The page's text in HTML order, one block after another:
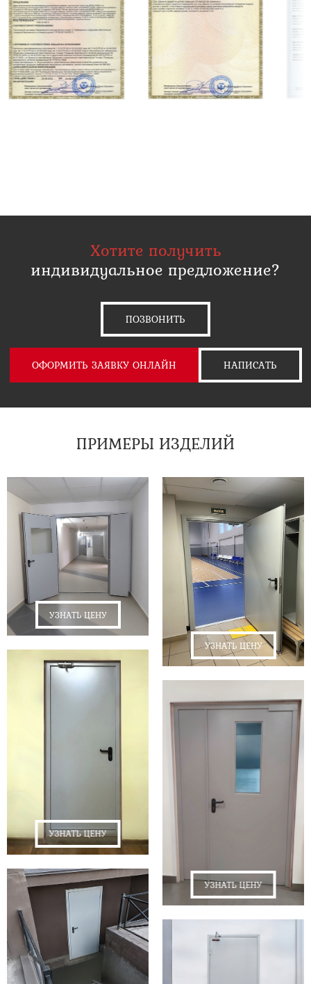
Хотите получить
индивидуальное предложение?
ПОЗВОНИТЬ
ОФОРМИТЬ ЗАЯВКУ ОНЛАЙН НАПИСАТЬ
ПРИМЕРЫ ИЗДЕЛИЙ
УЗНАТЬ ЦЕНУ
УЗНАТЬ ЦЕНУ
УЗНАТЬ ЦЕНУ
УЗНАТЬ ЦЕНУ